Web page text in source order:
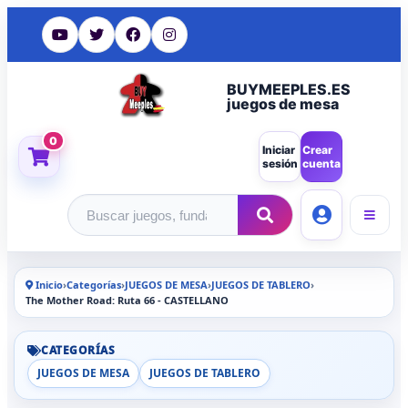
BUYMEEPLES.ES
juegos de mesa
0
Iniciar
sesión
Crear
cuenta
Buscar productos
Inicio›Categorías›JUEGOS DE MESA›JUEGOS DE TABLERO›
The Mother Road: Ruta 66 - CASTELLANO
CATEGORÍAS
JUEGOS DE MESA
JUEGOS DE TABLERO